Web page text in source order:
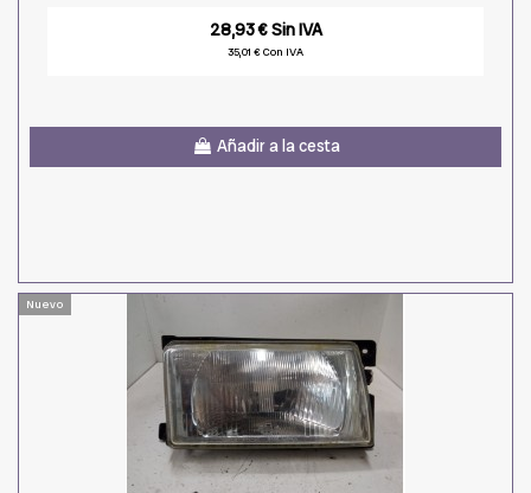
28,93 € Sin IVA
35,01 € Con IVA
Añadir a la cesta
Nuevo